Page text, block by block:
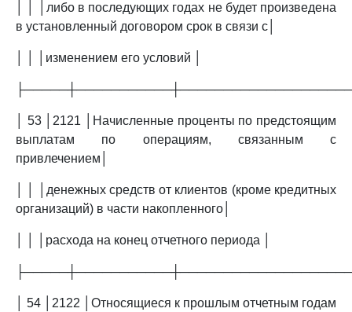
│ │ │либо в последующих годах не будет произведена
в установленный договором срок в связи с│
│ │ │изменением его условий │
│ 53 │2121 │Начисленные проценты по предстоящим
выплатам по операциям, связанным с
привлечением│
│ │ │денежных средств от клиентов (кроме кредитных
организаций) в части накопленного│
│ │ │расхода на конец отчетного периода │
│ 54 │2122 │Относящиеся к прошлым отчетным годам